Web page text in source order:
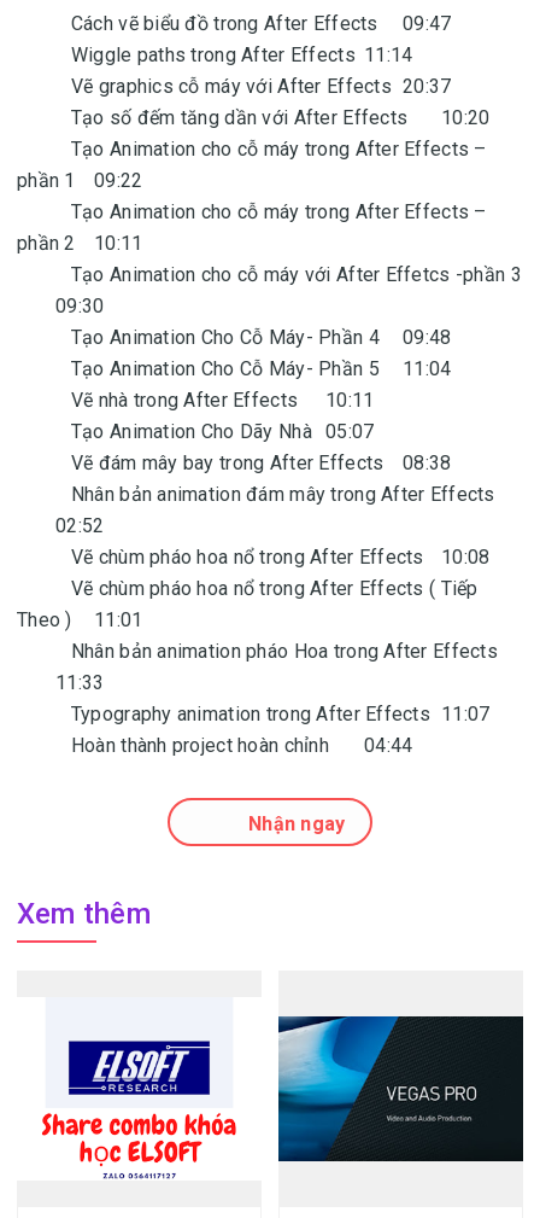
Cách vẽ biểu đồ trong After Effects
09:47
Wiggle paths trong After Effects 11:14
Vẽ graphics cỗ máy với After Effects 20:37
Tạo số đếm tăng dần với After Effects
10:20
Tạo Animation cho cỗ máy trong After Effects –
phần 1
09:22
Tạo Animation cho cỗ máy trong After Effects –
phần 2
10:11
Tạo Animation cho cỗ máy với After Effetcs -phần 3
09:30
Tạo Animation Cho Cỗ Máy- Phần 4
09:48
Tạo Animation Cho Cỗ Máy- Phần 5
11:04
Vẽ nhà trong After Effects
10:11
Tạo Animation Cho Dãy Nhà 05:07
Vẽ đám mây bay trong After Effects
08:38
Nhân bản animation đám mây trong After Effects
02:52
Vẽ chùm pháo hoa nổ trong After Effects
10:08
Vẽ chùm pháo hoa nổ trong After Effects ( Tiếp
Theo )
11:01
Nhân bản animation pháo Hoa trong After Effects
11:33
Typography animation trong After Effects 11:07
Hoàn thành project hoàn chỉnh
04:44
Nhận ngay
Xem thêm